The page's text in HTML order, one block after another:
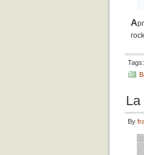
A
Tags:
La
By